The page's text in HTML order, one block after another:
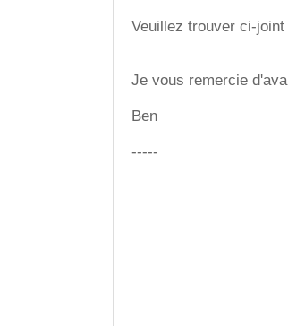
Veuillez trouver ci-
Je vous remercie
Ben
-----